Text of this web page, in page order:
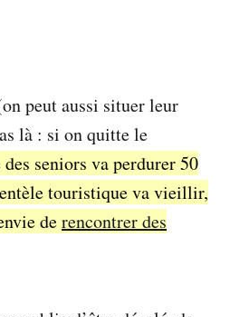
peut aussi situer leur
là : si on quitte le
seniors va perdurer 50
touristique va vieillir,
derencontrer des